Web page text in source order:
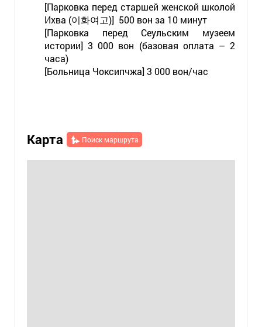
[Парковка перед старшей женской школой
Ихва (이화여고)] 500 вон за 10 минут
[Парковка перед Сеульским музеем
истории] 3 000 вон (базовая оплата – 2
часа)
[Больница Чоксипчжа] 3 000 вон/час
Карта Поиск маршрута